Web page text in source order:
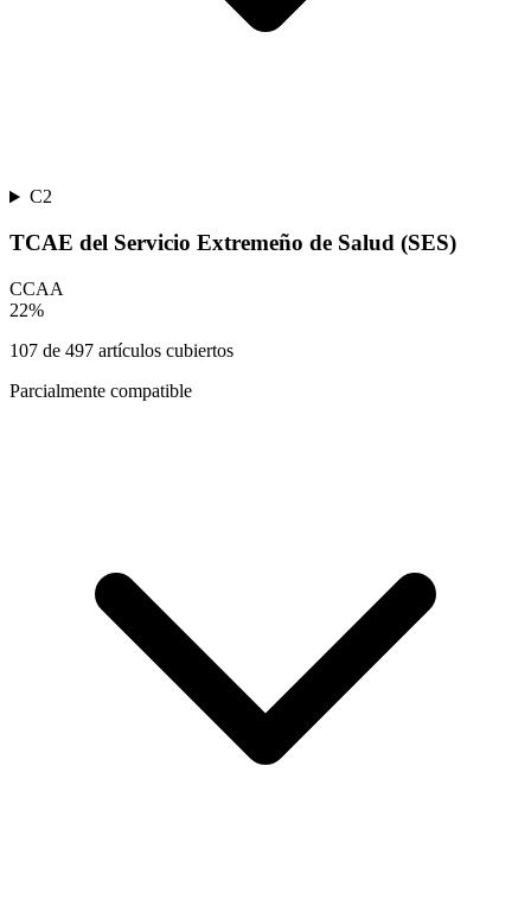
C2
TCAE del Servicio Extremeño de Salud (SES)
CCAA
22%
107 de 497 artículos cubiertos
Parcialmente compatible